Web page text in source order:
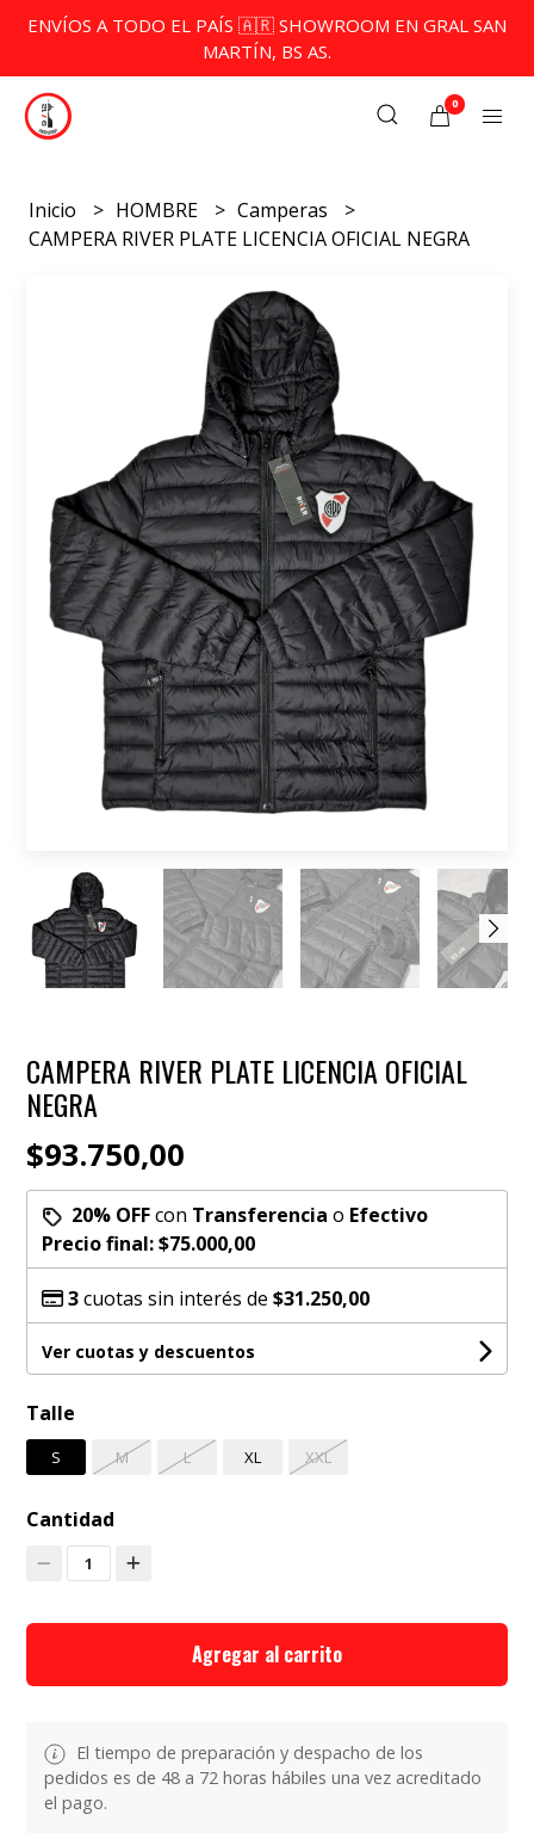
ENVÍOS A TODO EL PAÍS 🇦🇷 SHOWROOM EN GRAL SAN
MARTÍN, BS AS.
0
Inicio HOMBRE
Camperas
CAMPERA RIVER PLATE LICENCIA OFICIAL NEGRA
CAMPERA RIVER PLATE LICENCIA OFICIAL
NEGRA
$93.750,00
20% OFFcon Transferencia o Efectivo
Precio final:$75.000,00
3cuotas sin interés de$31.250,00
Ver cuotas y descuentos
Talle
S M L XL XXL
Cantidad
1
Agregar al carrito
El tiempo de preparación y despacho de los
pedidos es de 48 a 72 horas hábiles una vez acreditado
el pago.